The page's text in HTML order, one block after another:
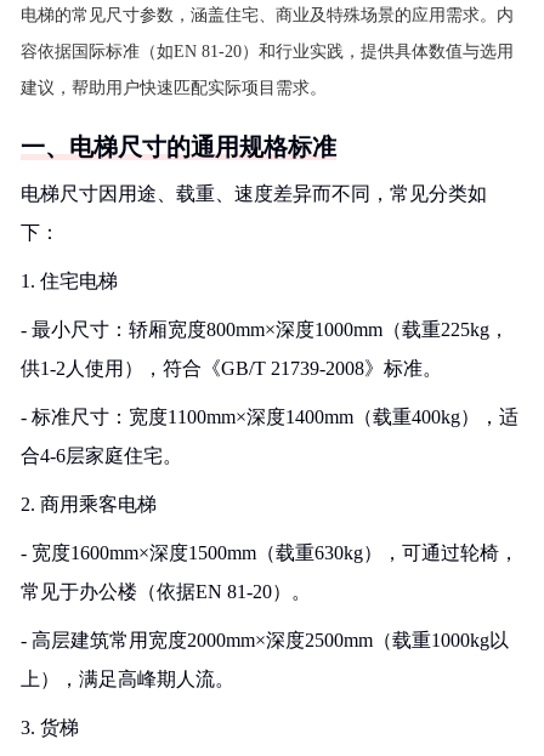
电梯的常见尺寸参数，涵盖住宅、商业及特殊场景的应用需求。内
容依据国际标准（如EN 81-20）和行业实践，提供具体数值与选用
建议，帮助用户快速匹配实际项目需求。
一、电梯尺寸的通用规格标准
电梯尺寸因用途、载重、速度差异而不同，常见分类如
下：
1. 住宅电梯
- 最小尺寸：轿厢宽度800mm×深度1000mm（载重225kg，
供1-2人使用），符合《GB/T 21739-2008》标准。
- 标准尺寸：宽度1100mm×深度1400mm（载重400kg），适
合4-6层家庭住宅。
2. 商用乘客电梯
- 宽度1600mm×深度1500mm（载重630kg），可通过轮椅，
常见于办公楼（依据EN 81-20）。
- 高层建筑常用宽度2000mm×深度2500mm（载重1000kg以
上），满足高峰期人流。
3. 货梯